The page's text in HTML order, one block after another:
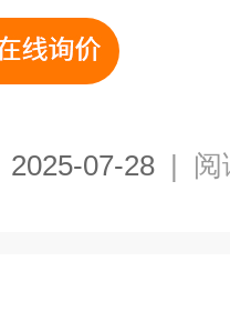
2025-07-28 | 阅